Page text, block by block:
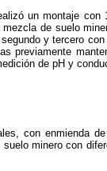
un montaje
de suelo
y tercero con
previamente
de pH y
con enmienda
minero con